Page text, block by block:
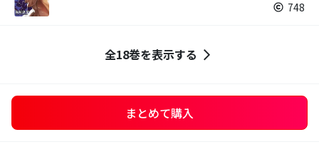
748
全18巻を表示する
まとめて購入